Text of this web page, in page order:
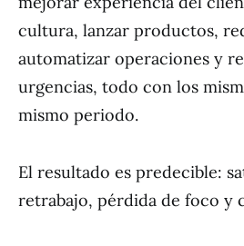
cultura, lanzar productos,
automatizar operaciones y
urgencias, todo con los
mismo periodo.
El resultado es predecible:
retrabajo, pérdida de foco y